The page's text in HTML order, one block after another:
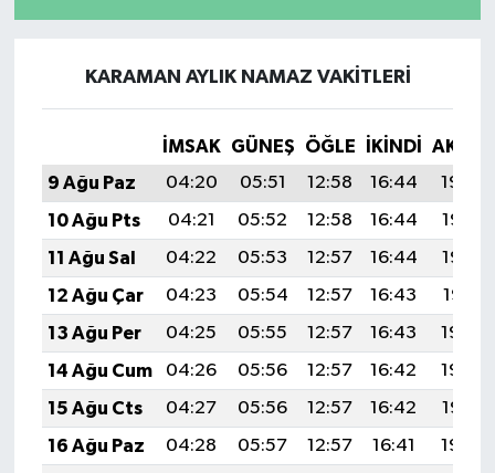
KARAMAN AYLIK NAMAZ VAKITLERI
İMSAK GÜNEŞ ÖĞLE İKINDI
9 Ağu Paz
04:20 05:51 12:58 16:44
19:54
10 Ağu Pts
04:21 05:52 12:58 16:44
19:53
11 Ağu Sal
04:22 05:53 12:57 16:44
19:52
12 Ağu Çar
04:23 05:54 12:57 16:43
19:51
13 Ağu Per
04:25 05:55 12:57 16:43
19:50
14 Ağu Cum
04:26 05:56 12:57 16:42
19:48
15 Ağu Cts
04:27 05:56 12:57 16:42
19:47
16 Ağu Paz
04:28 05:57 12:57 16:41
19:46